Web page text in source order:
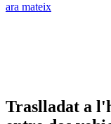
ara mateix
Traslladat a